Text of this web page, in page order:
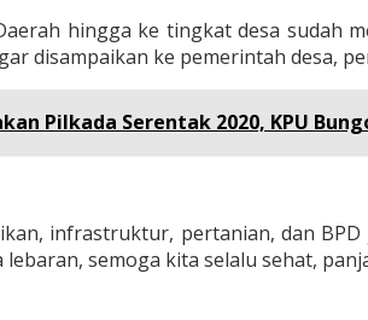
hingga ke tingkat desa sudah
disampaikan ke pemerintah desa,
Pilkada Serentak 2020, KPU
infrastruktur, pertanian, dan
semoga kita selalu sehat,